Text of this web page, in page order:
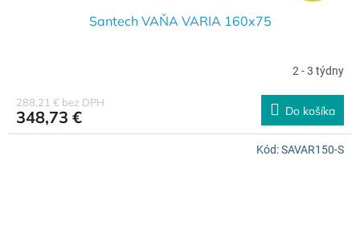
A
R
M
O
Santech VAŇA VARIA 160x75
2 - 3 týdny
288,21 € bez DPH
348,73 € Do košíka
Kód:SAVAR150-S